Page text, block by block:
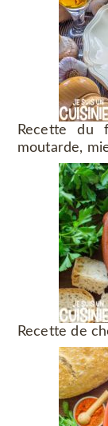
Recette du
moutarde,
Recette de